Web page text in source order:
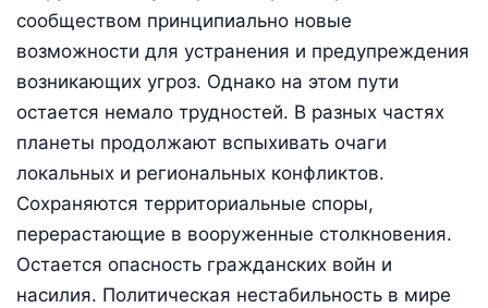
сообществом принципиально новые
возможности для устранения и предупреждения
возникающих угроз. Однако на этом пути
остается немало трудностей. В разных частях
планеты продолжают вспыхивать очаги
локальных и региональных конфликтов.
Сохраняются территориальные споры,
перерастающие в вооруженные столкновения.
Остается опасность гражданских войн и
насилия. Политическая нестабильность в мире